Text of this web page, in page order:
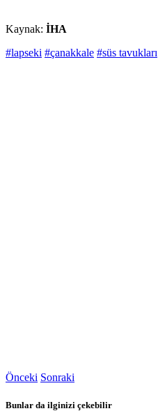
Kaynak: İHA
#lapseki #çanakkale #süs tavukları
Önceki Sonraki
Bunlar da ilginizi çekebilir